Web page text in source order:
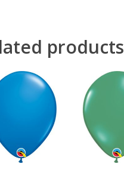
products